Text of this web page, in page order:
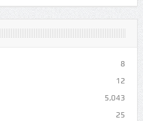
8
12
5,043
25